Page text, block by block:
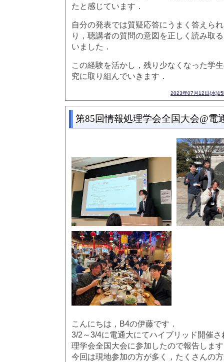
たと感じています．
自分の発表では質疑応答にうまく答えら
り，聴講者の質問の意図を正しく読み取
いました．
この経験を活かし，残り少なくなった学
究に取り組んでいきます．
2023年07月12日(水
第85回情報処理学会全国大会@電
こんにちは，B4の伊藤です．
3/2～3/4に電通大にてハイブリッド開催
理学会全国大会に参加したので報告しま
今回は現地参加の方が多く，たくさんの